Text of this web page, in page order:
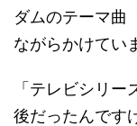
ダムのテーマ曲
ながらかけてい
「テレビシリ
後だったんです